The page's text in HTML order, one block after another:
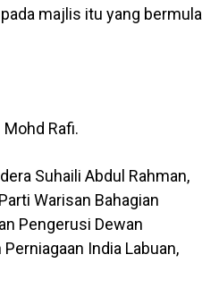
majlis itu yang bermula
Rafi.
Suhaili Abdul Rahman,
Warisan Bahagian
Pengerusi Dewan
India Labuan,